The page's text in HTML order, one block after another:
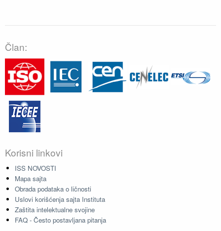
Član:
Korisni linkovi
ISS NOVOSTI
Mapa sajta
Obrada podataka o ličnosti
Uslovi korišćenja sajta Instituta
Zaštita intelektualne svojine
FAQ - Često postavljana pitanja